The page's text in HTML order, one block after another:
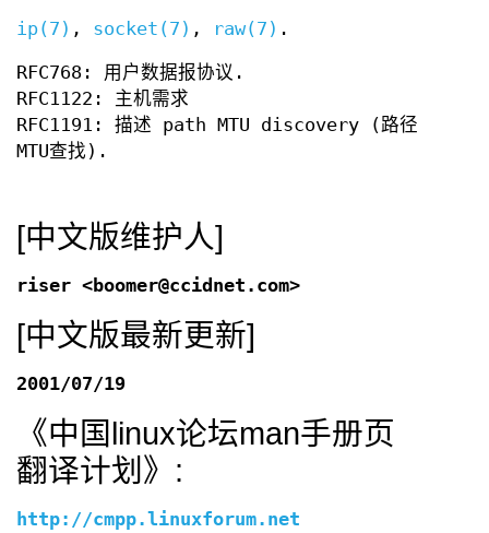
ip(7) , socket(7) , raw(7) .
RFC768: 用户数据报协议.
RFC1122: 主机需求
RFC1191: 描述 path MTU discovery (路径
MTU查找).
[中文版维护人]
riser <boomer@ccidnet.com>
[中文版最新更新]
2001/07/19
《中国linux论坛man手册页
翻译计划》:
http://cmpp.linuxforum.net